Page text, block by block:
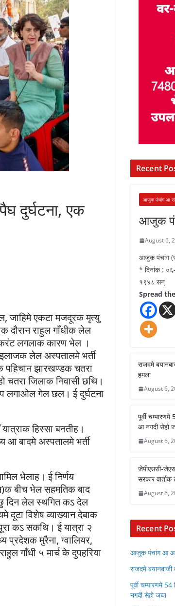
दुर्घटना, एक
जाहिमे एकटा मजदूरक मृत्यु
दौरान राहुल गाँधीक लेल
लगलाक कारण भेल ।
लेल अस्पतालमे भर्ती
झारखण्डक चतरा
जिलाक निवासी छथि।
लगाओल गेल छल। ई दुर्घटना
हिस्सा बनतीह।
आ बादमे अस्पतालमे भर्ती
भेलाह। ई निर्णय
बीच भेल सहमतिक बाद
दिन लेल स्थगित कऽ देल
दूटा विशेष व्याख्यान देबाक
कऽ सकथि। ई यात्रा २
प्रदेशक मुरैना, ग्वालियर,
गाँधी ५ मार्च के दुपहरिया
Recent
आजुक पंचांग आ
आजुक
August 6,
आजुक पंचांग
* दिनांक :
१९४८ सन्
Spread
राजदमे
हमला
August 6,
पूर्वी
आ नगदी सेहो
August 6,
जेपीएससी-
सरकार
August 6,
Recent
आजुक पंचांग आ
राजदमे
पूर्वी चम्पारणमे
नगदी सेहो जब्त